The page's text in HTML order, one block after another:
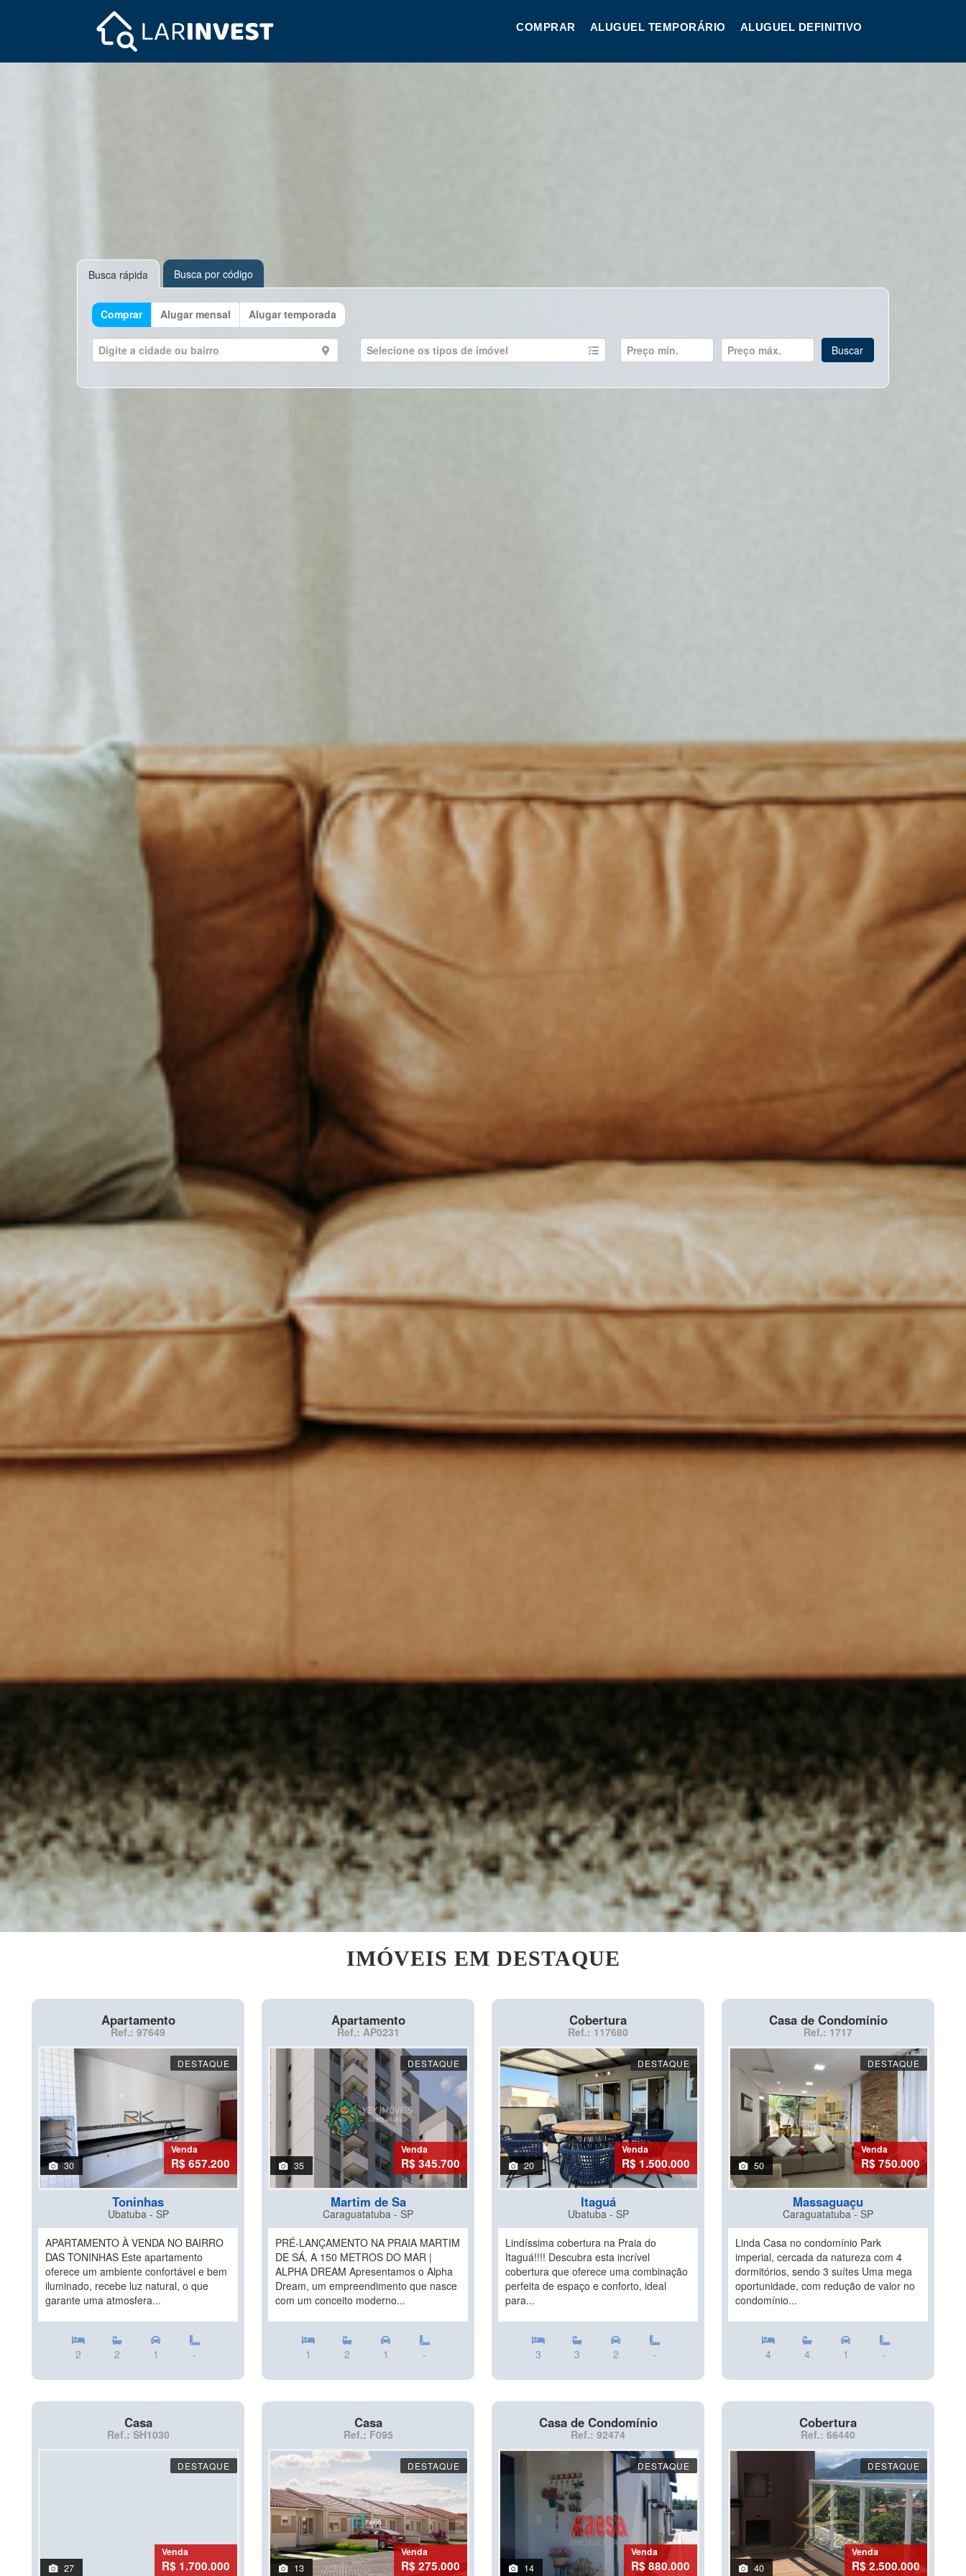
COMPRAR ALUGUEL TEMPORÁRIO ALUGUEL DEFINITIVO
Busca rápida Busca por código
Comprar Alugar mensal Alugar temporada
IMÓVEIS EM DESTAQUE
Apartamento
Ref.: 97649
DESTAQUE
30
Venda
R$ 657.200
Toninhas
Ubatuba - SP
APARTAMENTO À VENDA NO BAIRRO
DAS TONINHAS Este apartamento
oferece um ambiente confortável e bem
iluminado, recebe luz natural, o que
garante uma atmosfera...
2 2 1 -
Apartamento
Ref.: AP0231
DESTAQUE
35
Venda
R$ 345.700
Martim de Sa
Caraguatatuba - SP
PRÉ-LANÇAMENTO NA PRAIA MARTIM
DE SÁ, A 150 METROS DO MAR |
ALPHA DREAM Apresentamos o Alpha
Dream, um empreendimento que nasce
com um conceito moderno...
1 2 1 -
Cobertura
Ref.: 117680
DESTAQUE
20
Venda
R$ 1.500.000
Itaguá
Ubatuba - SP
Lindíssima cobertura na Praia do
Itaguá!!!! Descubra esta incrível
cobertura que oferece uma combinação
perfeita de espaço e conforto, ideal
para...
3 3 2 -
Casa de Condomínio
Ref.: 1717
DESTAQUE
50
Venda
R$ 750.000
Massaguaçu
Caraguatatuba - SP
Linda Casa no condomínio Park
imperial, cercada da natureza com 4
dormitórios, sendo 3 suítes Uma mega
oportunidade, com redução de valor no
condomínio...
4 4 1 -
Casa
Ref.: SH1030
DESTAQUE
27
Venda
R$ 1.700.000
Casa
Ref.: F095
DESTAQUE
13
Venda
R$ 275.000
Casa de Condomínio
Ref.: 92474
DESTAQUE
14
Venda
R$ 880.000
Cobertura
Ref.: 66440
DESTAQUE
40
Venda
R$ 2.500.000